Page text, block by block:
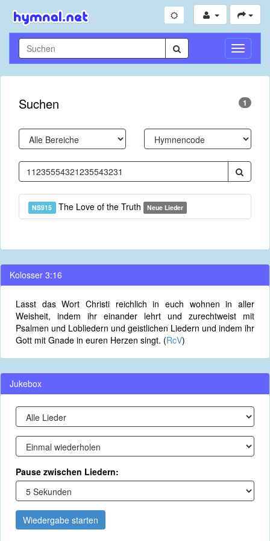
Suchen 1
NS915 The Love of the Truth Neue Lieder
Kolosser 3:16
Lasst das Wort Christi reichlich in euch wohnen in aller
Weisheit, indem ihr einander lehrt und zurechtweist mit
Psalmen und Lobliedern und geistlichen Liedern und indem ihr
Gott mit Gnade in euren Herzen singt. (RcV)
Jukebox
Pause zwischen Liedern:
Wiedergabe starten